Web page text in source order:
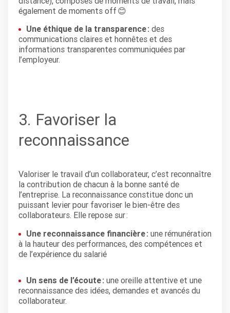
également de moments off 😊
Une éthique de la transparence : des
communications claires et honnêtes et des
informations transparentes communiquées par
l’employeur.
3. Favoriser la
reconnaissance
Valoriser le travail d’un collaborateur, c’est reconnaître
la contribution de chacun à la bonne santé de
l’entreprise. La reconnaissance constitue donc un
puissant levier pour favoriser le bien-être des
collaborateurs. Elle repose sur :
Une reconnaissance financière : une rémunération
à la hauteur des performances, des compétences et
de l’expérience du salarié
Un sens de l’écoute : une oreille attentive et une
reconnaissance des idées, demandes et avancés du
collaborateur.